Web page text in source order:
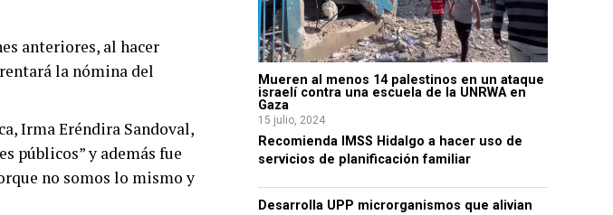
anteriores, al hacer
la nómina del
Irma Eréndira Sandoval,
públicos” y además fue
no somos lo mismo y
Mueren al menos 14 palestinos en un ataque
israelí contra una escuela de la UNRWA en
Gaza
15 julio, 2024
Recomienda IMSS Hidalgo a hacer uso de
servicios de planificación familiar
Desarrolla UPP microrganismos que alivian